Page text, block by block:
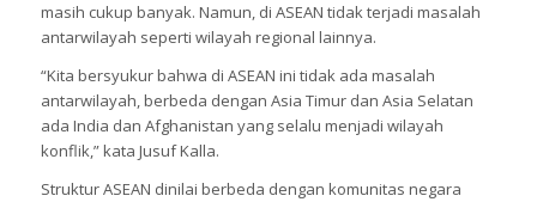
masih cukup banyak. Namun, di ASEAN tidak terjadi masalah
antarwilayah seperti wilayah regional lainnya.
“Kita bersyukur bahwa di ASEAN ini tidak ada masalah
antarwilayah, berbeda dengan Asia Timur dan Asia Selatan
ada India dan Afghanistan yang selalu menjadi wilayah
konflik,” kata Jusuf Kalla.
Struktur ASEAN dinilai berbeda dengan komunitas negara